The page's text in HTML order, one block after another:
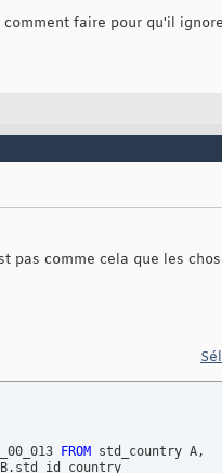
faire pour qu'il
pas comme cela que les
FROM std_country A,